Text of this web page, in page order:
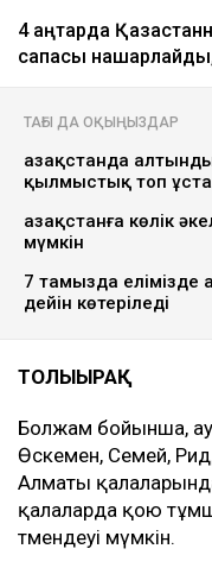
4 қаңтарда
сапасы
ТАҒЫ ДА ОҚЫҢЫЗДАР
Қазақстанда
қылмыстық топ
Қазақстанға көлік
мүмкін
7 тамызда елімізде
дейін көтеріледі
ТОЛЫҒЫРАҚ
Болжам бойынша,
Өскемен, Семей,
Алматы
қалаларда қою
төмендеуі мүмкін.